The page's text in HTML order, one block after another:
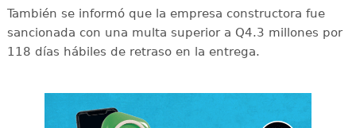
También se informó que la empresa constructora fue
sancionada con una multa superior a Q4.3 millones por
118 días hábiles de retraso en la entrega.